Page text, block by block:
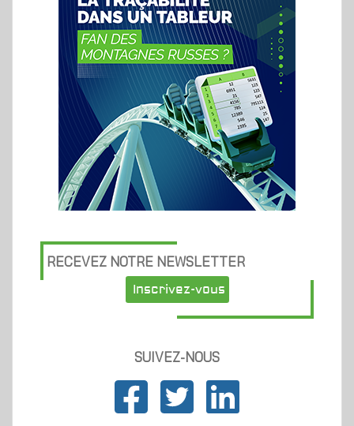
RECEVEZ NOTRE NEWSLETTER
Inscrivez-vous
SUIVEZ-NOUS